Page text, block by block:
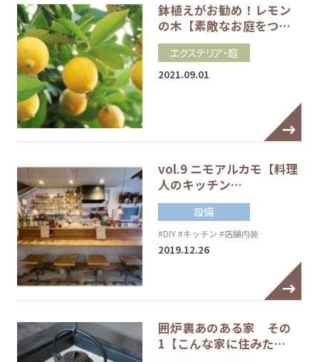
鉢植えがお勧め！レモン
の木【素敵なお庭をつ…
エクステリア・庭
2021.09.01
vol.9 ニモアルカモ【料理
人のキッチン…
設備
#DIY#キッチン #店舗内装
2019.12.26
囲炉裏あのある家 その
1【こんな家に住みた…